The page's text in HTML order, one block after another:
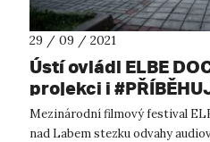
29 / 09 / 2021
Ústí ovládl ELBE
projekci i
Mezinárodní filmový festival
nad Labem stezku odvahy